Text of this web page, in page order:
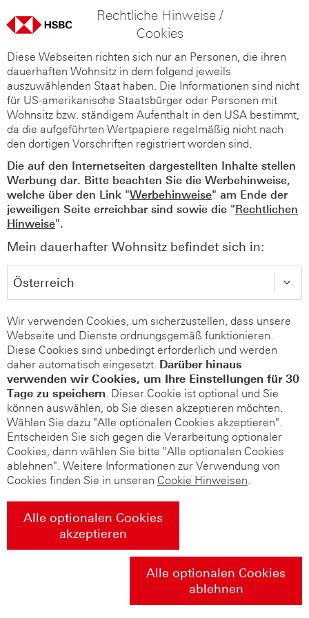
Rechtliche Hinweise /
Cookies
Diese Webseiten richten sich nur an Personen, die ihren
dauerhaften Wohnsitz in dem folgend jeweils
auszuwählenden Staat haben. Die Informationen sind nicht
für US-amerikanische Staatsbürger oder Personen mit
Wohnsitz bzw. ständigem Aufenthalt in den USA bestimmt,
da die aufgeführten Wertpapiere regelmäßig nicht nach
den dortigen Vorschriften registriert worden sind.
Die auf den Internetseiten dargestellten Inhalte stellen
Werbung dar. Bitte beachten Sie die Werbehinweise,
welche über den Link "Werbehinweise" am Ende der
jeweiligen Seite erreichbar sind sowie die "Rechtlichen
Hinweise".
Mein dauerhafter Wohnsitz befindet sich in:
Wir verwenden Cookies, um sicherzustellen, dass unsere
Webseite und Dienste ordnungsgemäß funktionieren.
Diese Cookies sind unbedingt erforderlich und werden
daher automatisch eingesetzt. Darüber hinaus
verwenden wir Cookies, um Ihre Einstellungen für 30
Tage zu speichern. Dieser Cookie ist optional und Sie
können auswählen, ob Sie diesen akzeptieren möchten.
Wählen Sie dazu "Alle optionalen Cookies akzeptieren".
Entscheiden Sie sich gegen die Verarbeitung optionaler
Cookies, dann wählen Sie bitte "Alle optionalen Cookies
ablehnen". Weitere Informationen zur Verwendung von
Cookies finden Sie in unseren Cookie Hinweisen.
Alle optionalen Cookies
akzeptieren
Alle optionalen Cookies
ablehnen